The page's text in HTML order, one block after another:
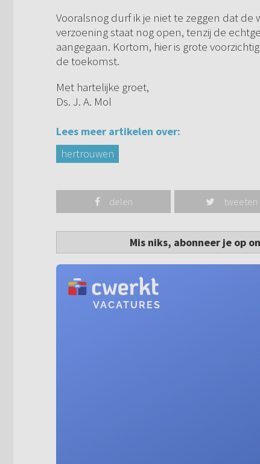
Vooralsnog durf ik je niet te zeggen dat
verzoening staat nog open, tenzij de
aangegaan. Kortom, hier is grote
de toekomst.
Met hartelijke groet,
Ds. J. A. Mol
Lees meer artikelen over:
hertrouwen
delen tweeten
Mis niks, abonneer je op